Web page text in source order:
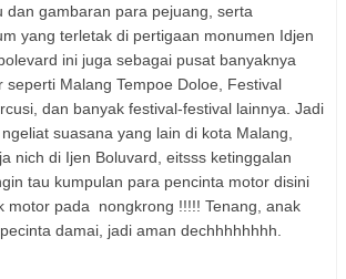
dan gambaran para pejuang, serta
yang terletak di pertigaan monumen Idjen
ini juga sebagai pusat banyaknya
seperti Malang Tempoe Doloe, Festival
dan banyak festival-festival lainnya. Jadi
suasana yang lain di kota Malang,
nich di Ijen Boluvard, eitsss ketinggalan
tau kumpulan para pencinta motor disini
motor pada nongkrong !!!!! Tenang, anak
damai, jadi aman dechhhhhhhh.